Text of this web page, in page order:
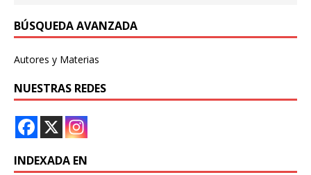
BÚSQUEDA AVANZADA
Autores y Materias
NUESTRAS REDES
INDEXADA EN